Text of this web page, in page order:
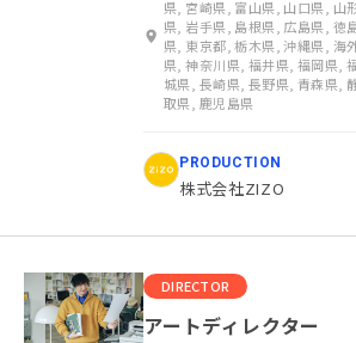
県, 宮崎県, 富山県, 山口県, 山
県, 岩手県, 島根県, 広島県, 徳
県, 東京都, 栃木県, 沖縄県, 海
県, 神奈川県, 福井県, 福岡県,
城県, 長崎県, 長野県, 青森県,
取県, 鹿児島県
PRODUCTION
株式会社ZIZO
DIRECTOR
アートディレクター